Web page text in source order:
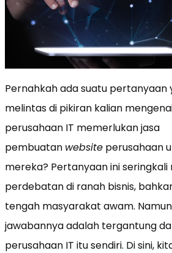
Pernahkah ada suatu pertanyaan
melintas di pikiran kalian
perusahaan IT memerlukan jasa
pembuatan website perusahaan
mereka? Pertanyaan ini seringkali
perdebatan di ranah bisnis,
tengah masyarakat awam. Namun
jawabannya adalah tergantung
perusahaan IT itu sendiri. Di sini,